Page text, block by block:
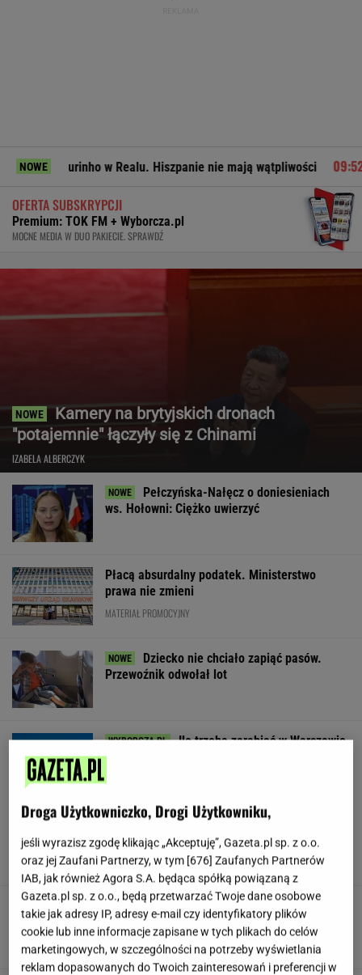
NOWEw Realu. Hiszpanie nie mają wątpliwości Miał
OFERTA SUBSKRYPCJI
Premium: TOK FM + Wyborcza.pl
MOCNE MEDIA W DUO PAKIECIE. SPRAWDŹ
Kamery na brytyjskich dronach
"potajemnie" łączyły się z Chinami
IZABELA ALBERCZYK
Pełczyńska-Nałęcz o doniesieniach
ws. Hołowni: Ciężko uwierzyć
Płacą absurdalny podatek. Ministerstwo
prawa nie zmieni
MATERIAŁ PROMOCYJNY
Dziecko nie chciało zapiąć pasów.
Przewoźnik odwołał lot
Ile trzeba zarabiać w Warszawie
na godne życie? Czytelnicy podają kwoty
Będzie wielki hit z udziałem Osaki w Toronto!
Oto ostatnie ćwierćfinalistki
Jeden z najbardziej poszukiwanych ludzi na
świecie już w areszcie
Droga Użytkowniczko, Drogi Użytkowniku,
jeśli wyrazisz zgodę klikając „Akceptuję”, Gazeta.pl sp. z o.o.
oraz jej Zaufani Partnerzy, w tym [676] Zaufanych Partnerów
IAB, jak również Agora S.A. będąca spółką powiązaną z
Gazeta.pl sp. z o.o., będą przetwarzać Twoje dane osobowe
takie jak adresy IP, adresy e-mail czy identyfikatory plików
cookie lub inne informacje zapisane w tych plikach do celów
marketingowych, w szczególności na potrzeby wyświetlania
reklam dopasowanych do Twoich zainteresowań i preferencji w